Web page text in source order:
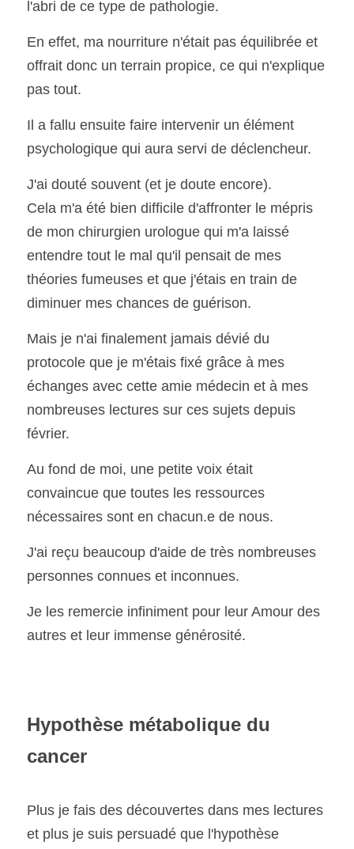
l'abri de ce type de pathologie.
En effet, ma nourriture n'était pas équilibrée et
offrait donc un terrain propice, ce qui n'explique
pas tout.
Il a fallu ensuite faire intervenir un élément
psychologique qui aura servi de déclencheur.
J'ai douté souvent (et je doute encore).
Cela m'a été bien difficile d'affronter le mépris
de mon chirurgien urologue qui m'a laissé
entendre tout le mal qu'il pensait de mes
théories fumeuses et que j'étais en train de
diminuer mes chances de guérison.
Mais je n'ai finalement jamais dévié du
protocole que je m'étais fixé grâce à mes
échanges avec cette amie médecin et à mes
nombreuses lectures sur ces sujets depuis
février.
Au fond de moi, une petite voix était
convaincue que toutes les ressources
nécessaires sont en chacun.e de nous.
J'ai reçu beaucoup d'aide de très nombreuses
personnes connues et inconnues.
Je les remercie infiniment pour leur Amour des
autres et leur immense générosité.
Hypothèse métabolique du
cancer
Plus je fais des découvertes dans mes lectures
et plus je suis persuadé que l'hypothèse